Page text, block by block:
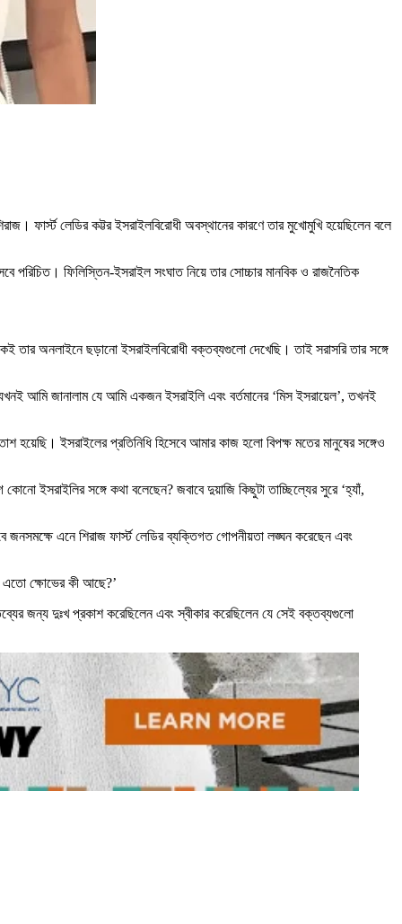
ফার্স্ট লেডির কট্টর ইসরাইলবিরোধী অবস্থানের কারণে তার মুখোমুখি হয়েছিলেন বলে
পরিচিত। ফিলিস্তিন-ইসরাইল সংঘাত নিয়ে তার সোচ্চার মানবিক ও রাজনৈতিক
তার অনলাইনে ছড়ানো ইসরাইলবিরোধী বক্তব্যগুলো দেখেছি। তাই সরাসরি তার সঙ্গে
আমি জানালাম যে আমি একজন ইসরাইলি এবং বর্তমানের ‘মিস ইসরায়েল’, তখনই
হয়েছি। ইসরাইলের প্রতিনিধি হিসেবে আমার কাজ হলো বিপক্ষ মতের মানুষের সঙ্গেও
ইসরাইলির সঙ্গে কথা বলেছেন? জবাবে দুয়াজি কিছুটা তাচ্ছিল্যের সুরে ‘হ্যাঁ,
এনে শিরাজ ফার্স্ট লেডির ব্যক্তিগত গোপনীয়তা লঙ্ঘন করেছেন এবং
এতো ক্ষোভের কী আছে?’
জন্য দুঃখ প্রকাশ করেছিলেন এবং স্বীকার করেছিলেন যে সেই বক্তব্যগুলো